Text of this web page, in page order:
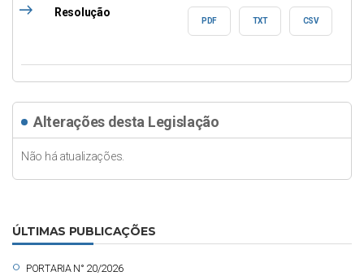
east Resolução
PDF TXT CSV
Alterações desta Legislação
Não há atualizações.
ÚLTIMAS PUBLICAÇÕES
circle PORTARIA N° 20/2026